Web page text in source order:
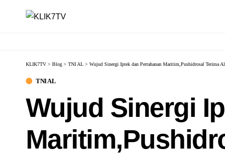
KLIK7TV > Blog > TNI AL > Wujud Sinergi Iptek dan Pertahanan Maritim,Pushidrosal Terima
TNI AL
Wujud Sinergi